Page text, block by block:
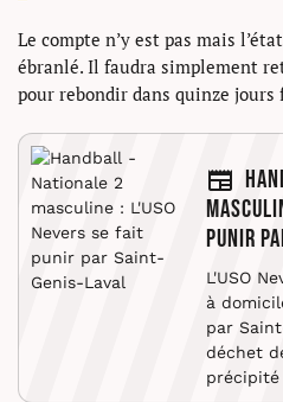
Le compte n’y est pas mais
ébranlé. Il faudra simplement
pour rebondir dans quinze jours
punir
L'USO
à
par
déchet